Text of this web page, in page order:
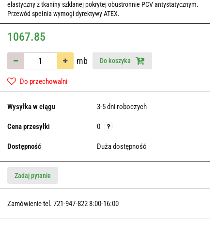
elastyczny z tkaniny szklanej pokrytej obustronnie PCV antystatycznym.
Przewód spełnia wymogi dyrektywy ATEX.
1067.85
mb Do koszyka
Do przechowalni
Wysyłka w ciągu 3-5 dni roboczych
Cena przesyłki 0
Dostępność Duża dostępność
Zadaj pytanie
Zamówienie tel. 721-947-822 8:00-16:00